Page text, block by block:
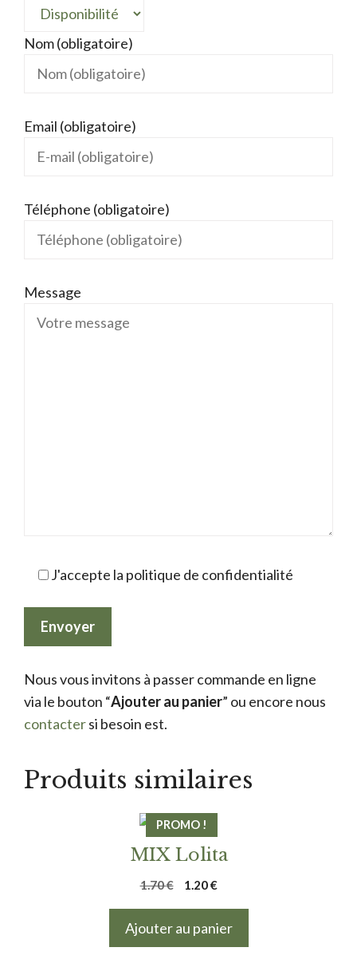
Nom (obligatoire)
Email (obligatoire)
Téléphone (obligatoire)
Message
J'accepte la politique de confidentialité
Nous vous invitons à passer commande en ligne
via le bouton “Ajouter au panier” ou encore nous
contactersi besoin est.
Produits similaires
PROMO !
MIX Lolita
1.70€
Le
1.20€Le
actuel
Ajouter au panier